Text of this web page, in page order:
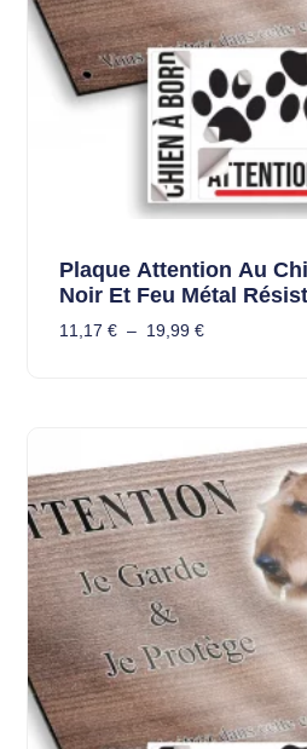
Plaque Attention Au
Noir Et Feu Métal
11,17 € – 19,99 €